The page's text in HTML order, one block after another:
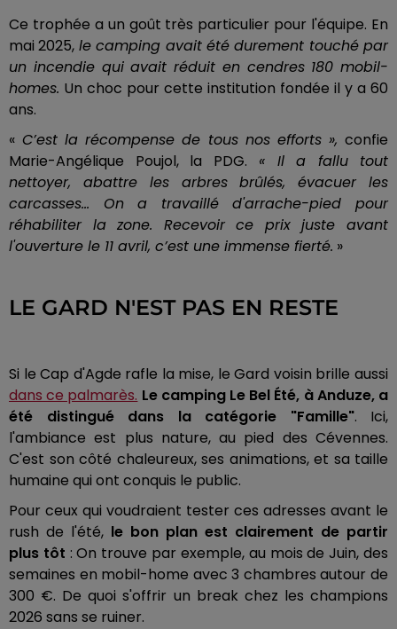
Ce trophée a un goût très particulier pour l'équipe. En
mai 2025, le camping avait été durement touché par
un incendie qui avait réduit en cendres 180 mobil-
homes. Un choc pour cette institution fondée il y a 60
ans.
« C’est la récompense de tous nos efforts », confie
Marie-Angélique Poujol, la PDG. « Il a fallu tout
nettoyer, abattre les arbres brûlés, évacuer les
carcasses... On a travaillé d'arrache-pied pour
réhabiliter la zone. Recevoir ce prix juste avant
l'ouverture le 11 avril, c’est une immense fierté. »
LE GARD N'EST PAS EN RESTE
Si le Cap d'Agde rafle la mise, le Gard voisin brille aussi
dans ce palmarès. Le camping Le Bel Été, à Anduze, a
été distingué dans la catégorie "Famille". Ici,
l'ambiance est plus nature, au pied des Cévennes.
C'est son côté chaleureux, ses animations, et sa taille
humaine qui ont conquis le public.
Pour ceux qui voudraient tester ces adresses avant le
rush de l'été, le bon plan est clairement de partir
plus tôt : On trouve par exemple, au mois de Juin, des
semaines en mobil-home avec 3 chambres autour de
300 €. De quoi s'offrir un break chez les champions
2026 sans se ruiner.